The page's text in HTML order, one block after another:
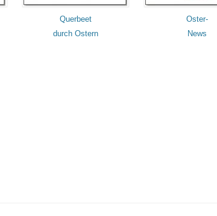
Querbeet
durch Ostern
Oster-
News